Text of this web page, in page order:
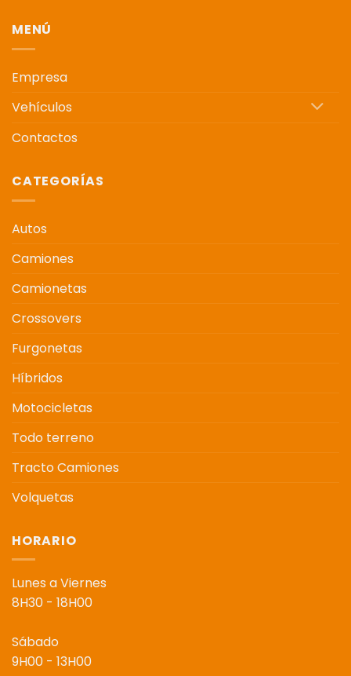
MENÚ
Empresa
Vehículos
Contactos
CATEGORÍAS
Autos
Camiones
Camionetas
Crossovers
Furgonetas
Híbridos
Motocicletas
Todo terreno
Tracto Camiones
Volquetas
HORARIO
Lunes a Viernes
8H30 - 18H00
Sábado
9H00 - 13H00